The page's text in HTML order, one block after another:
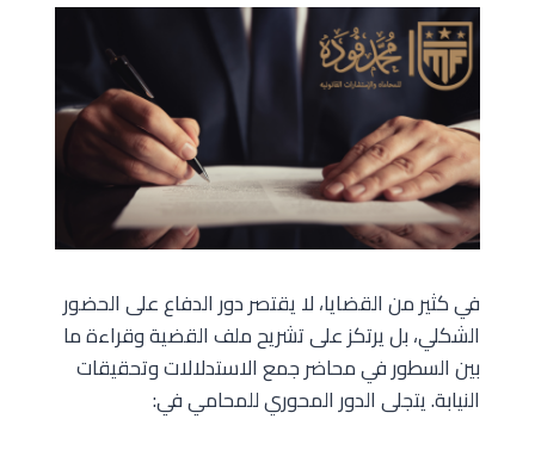
في كثير من القضايا، لا يقتصر دور الدفاع على الحضور
الشكلي، بل يرتكز على تشريح ملف القضية وقراءة ما
بين السطور في محاضر جمع الاستدلالات وتحقيقات
النيابة. يتجلى الدور المحوري للمحامي في: